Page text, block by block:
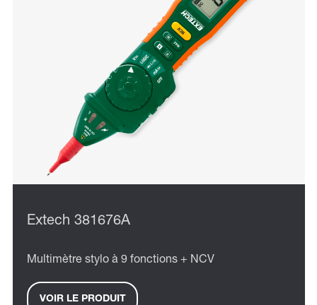
Extech 381676A
Multimètre stylo à 9 fonctions + NCV
VOIR LE PRODUIT